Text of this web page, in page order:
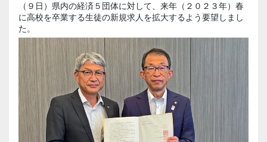
（９日）県内の経済５団体に対して、来年（２０２３年）春
に高校を卒業する生徒の新規求人を拡大するよう要望しまし
た。